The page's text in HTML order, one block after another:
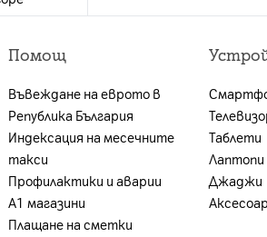
датата на покупката в брой
на едно от посочените
без тарифен план
мрежа.
Помощ
Въвеждане на еврото в
Република България
Индексация на месечните
такси
Профилактики и аварии
А1 магазини
Плащане на сметки
Таблети
Лаптопи
Джаджи